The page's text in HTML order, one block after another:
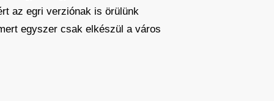
az egri verziónak is örülünk
egyszer csak elkészül a város